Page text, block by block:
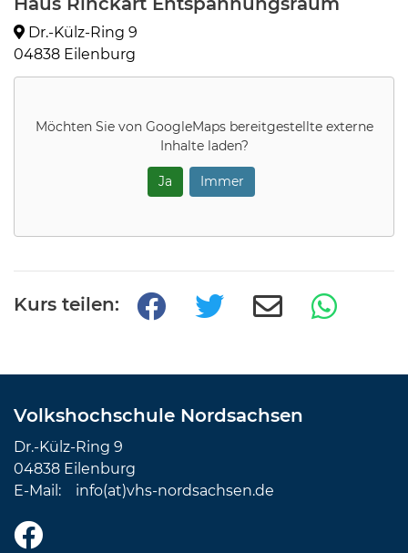
Dr.-Külz-Ring 9
04838 Eilenburg
Möchten Sie von GoogleMapsbereitgestellte externe
Inhalte laden?
Ja Immer
Kurs teilen:
Volkshochschule Nordsachsen
Dr.-Külz-Ring 9
04838 Eilenburg
E-Mail: info(at)vhs-nordsachsen.de